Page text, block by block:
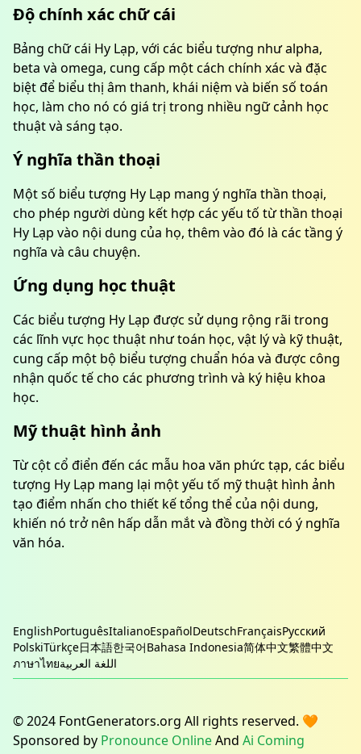
Độ chính xác chữ cái
Bảng chữ cái Hy Lạp, với các biểu tượng như alpha,
beta và omega, cung cấp một cách chính xác và đặc
biệt để biểu thị âm thanh, khái niệm và biến số toán
học, làm cho nó có giá trị trong nhiều ngữ cảnh học
thuật và sáng tạo.
Ý nghĩa thần thoại
Một số biểu tượng Hy Lạp mang ý nghĩa thần thoại,
cho phép người dùng kết hợp các yếu tố từ thần thoại
Hy Lạp vào nội dung của họ, thêm vào đó là các tầng ý
nghĩa và câu chuyện.
Ứng dụng học thuật
Các biểu tượng Hy Lạp được sử dụng rộng rãi trong
các lĩnh vực học thuật như toán học, vật lý và kỹ thuật,
cung cấp một bộ biểu tượng chuẩn hóa và được công
nhận quốc tế cho các phương trình và ký hiệu khoa
học.
Mỹ thuật hình ảnh
Từ cột cổ điển đến các mẫu hoa văn phức tạp, các biểu
tượng Hy Lạp mang lại một yếu tố mỹ thuật hình ảnh
tạo điểm nhấn cho thiết kế tổng thể của nội dung,
khiến nó trở nên hấp dẫn mắt và đồng thời có ý nghĩa
văn hóa.
EnglishPortuguêsItalianoEspañolDeutschFrançaisРусский
PolskiTürkçe日本語한국어Bahasa Indonesia简体中文繁體中文
ภาษาไทยاللغة العربية
© 2024 FontGenerators.org All rights reserved. 🧡
Sponsored by Pronounce OnlineAnd Ai Coming